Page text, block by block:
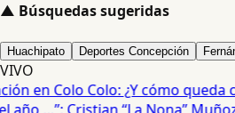
▲ Búsquedas sugeridas
Huachipato Deportes Concepción
VIVO
en Colo Colo: ¿Y cómo queda
…”: Cristian “La Nona”